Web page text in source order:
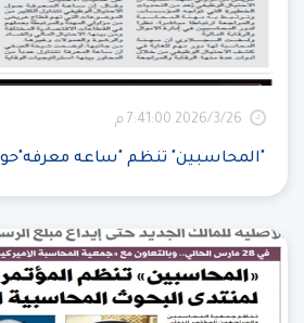
26‏‏/3‏‏/2026 7:41:00 م
"المحاسبين" تنظم "ساعه